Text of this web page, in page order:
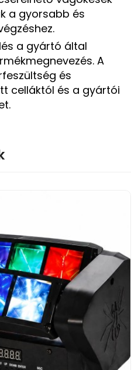
a gyorsabb és
a gyártó által
A
és
celláktól és a gyártói